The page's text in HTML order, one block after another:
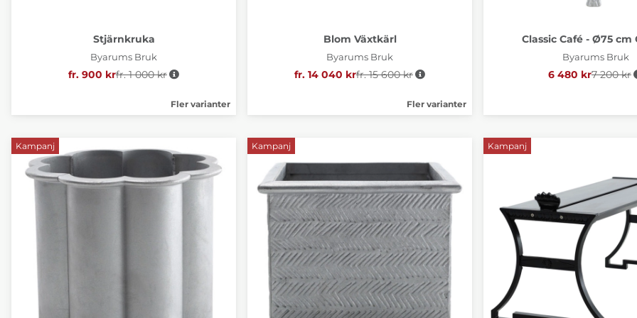
Stjärnkruka
Byarums Bruk
fr. 900 kr Ordinarie pris:
fr. 1 000 kr
Fler varianter
Blom Växtkärl
Byarums Bruk
fr. 14 040 kr Ordinarie pris:
fr. 15 600 kr
Fler varianter
Classic Café - Ø75 cm
Byarums Bruk
6 480 kr7 200 kr
Kampanj Kampanj Kampanj